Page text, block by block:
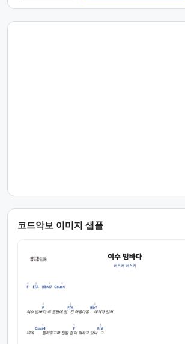
코드악보 이미지 샘플